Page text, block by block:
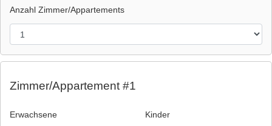
Anzahl Zimmer/Appartements
Zimmer/Appartement #1
Erwachsene Kinder